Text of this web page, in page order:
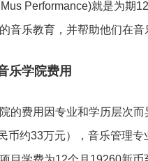
Performance)就是为期
音乐教育，并帮助他们在
乐学院费用
的费用因专业和学历层次
币约33万元），音乐管理